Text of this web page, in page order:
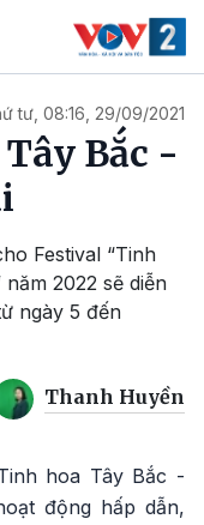
tư, 08:16, 29/09/2021
Bắc -
Festival “Tinh
2022 sẽ diễn
ngày 5 đến
Thanh Huyền
hoa Tây Bắc -
động hấp dẫn,